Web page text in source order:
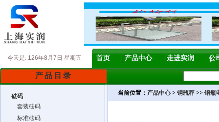
今天是: 126年8月7日 星期五 首页 产品中心 走进实润 公
产品目录
砝码
套装砝码
标准砝码
当前位置： 产品中心> 钢瓶秤>> 钢瓶